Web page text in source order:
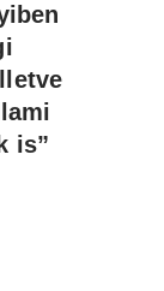
is”